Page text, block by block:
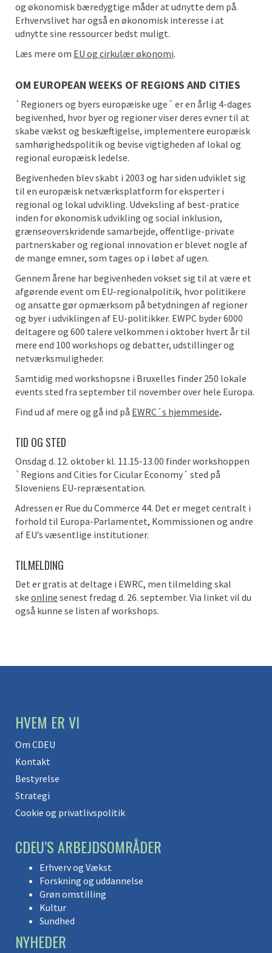
og økonomisk bæredygtige måder at udnytte dem på.
Erhvervslivet har også en økonomisk interesse i at
udnytte sine ressourcer bedst muligt.
Læs mere om EU og cirkulær økonomi.
OM EUROPEAN WEEKS OF REGIONS AND CITIES
`Regioners og byers europæiske uge´ er en årlig 4-dages
begivenhed, hvor byer og regioner viser deres evner til at
skabe vækst og beskæftigelse, implementere europæisk
samhørighedspolitik og bevise vigtigheden af lokal og
regional europæisk ledelse.
Begivenheden blev skabt i 2003 og har siden udviklet sig
til en europæisk netværksplatform for eksperter i
regional og lokal udvikling. Udveksling af best-pratice
inden for økonomisk udvikling og social inklusion,
grænseoverskridende samarbejde, offentlige-private
partnerskaber og regional innovation er blevet nogle af
de mange emner, som tages op i løbet af ugen.
Gennem årene har begivenheden vokset sig til at være et
afgørende event om EU-regionalpolitik, hvor politikere
og ansatte gør opmærksom på betydningen af regioner
og byer i udviklingen af EU-politikker. EWPC byder 6000
deltagere og 600 talere velkommen i oktober hvert år til
mere end 100 workshops og debatter, udstillinger og
netværksmuligheder.
Samtidig med workshopsne i Bruxelles finder 250 lokale
events sted fra september til november over hele Europa.
Find ud af mere og gå ind på EWRC´s hjemmeside.
TID OG STED
Onsdag d. 12. oktober kl. 11.15-13.00 finder workshoppen
`Regions and Cities for Cicular Economy´ sted på
Sloveniens EU-repræsentation.
Adressen er Rue du Commerce 44. Det er meget centralt i
forhold til Europa-Parlamentet, Kommissionen og andre
af EU’s væsentlige institutioner.
TILMELDING
Det er gratis at deltage i EWRC, men tilmelding skal
ske online senest fredag d. 26. september. Via linket vil du
også kunne se listen af workshops.
HVEM ER VI
Om CDEU
Kontakt
Bestyrelse
Strategi
Cookie og privatlivspolitik
CDEU’S ARBEJDSOMRÅDER
Erhverv og Vækst
Forskning og uddannelse
Grøn omstilling
Kultur
Sundhed
NYHEDER